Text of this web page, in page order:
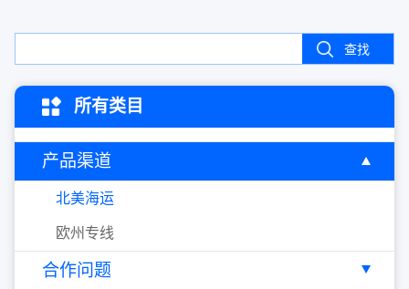
查找
所有类目
产品渠道
北美海运
欧州专线
合作问题